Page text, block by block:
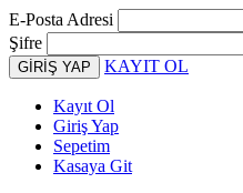
E-Posta Adresi
Şifre
KAYIT OL
Kayıt Ol
Giriş Yap
Sepetim
Kasaya Git